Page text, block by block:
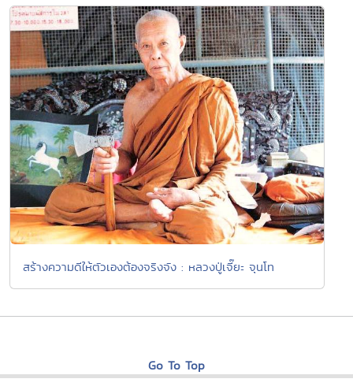
สร้างความดีให้ตัวเองต้องจริงจัง : หลวงปู่เจี๊ยะ จุนโท
Go To Top